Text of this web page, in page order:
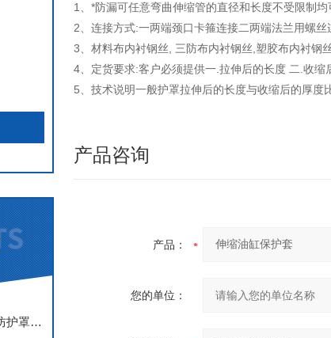
看完这个你就知道丝杠防护罩的优势了
1、*防漏可任意弯曲伸缩管的直径和长度不受限制均
2、连接方式:一两端颈口卡箍连接二两端法兰用螺
3、材料布内衬钢丝, 三防布内衬钢丝,塑胶布内衬钢
4、定货要求:客户必须提供一.拉伸后的长度 二.收
5、技术说明一般护罩拉伸后的长度与收缩后的厚度
产品咨询
产品：
您的单位：